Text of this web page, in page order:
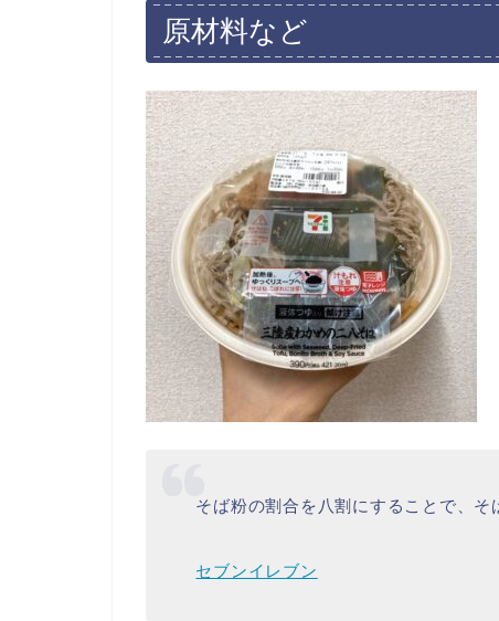
原材料など
そば粉の割合を八割にすることで、そ
セブンイレブン